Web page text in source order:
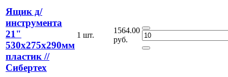
Ящик д/
инструмента
21"
530х275х290мм
пластик //
Сибертех
1 шт.
1564.00
руб.